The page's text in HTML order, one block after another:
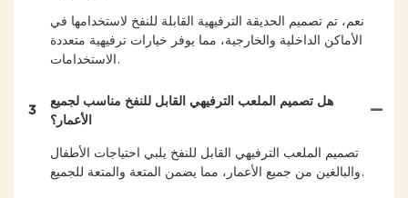
نعم، تم تصميم الحديقة الترفيهية القابلة للنفخ لاستخدامها في
الأماكن الداخلية والخارجية، مما يوفر خيارات ترفيهية متعددة
الاستخدامات.
3
هل تصميم الملعب الترفيهي القابل للنفخ مناسب لجميع
الأعمار؟
تصميم الملعب الترفيهي القابل للنفخ يلبي احتياجات الأطفال
والبالغين من جميع الأعمار، مما يضمن المتعة والمتعة للجميع.